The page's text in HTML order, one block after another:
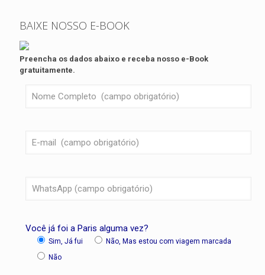
BAIXE NOSSO E-BOOK
Preencha os dados abaixo e receba nosso e-Book
gratuitamente.
Você já foi a Paris alguma vez?
Sim, Já fui
Não, Mas estou com viagem marcada
Não